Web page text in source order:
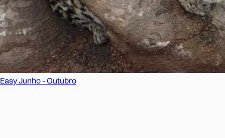
EasyJunho - Outubro